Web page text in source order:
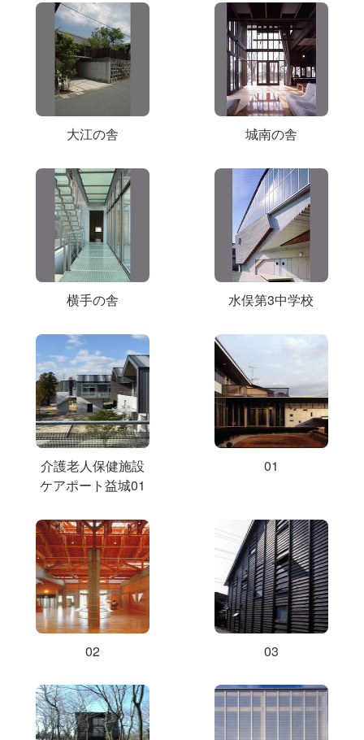
大江の舎 城南の舎
横手の舎 水俣第3中学校
介護老人保健施設
ケアポート益城01
01
02 03